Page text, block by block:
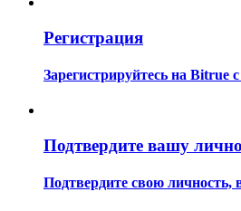
Анализ больших данных,
Регистрация
Зарегистрируйтесь на
Подтвердите вашу
Подтвердите свою личность,